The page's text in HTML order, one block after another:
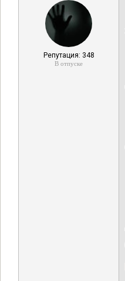
Репутация: 348
В отпуске